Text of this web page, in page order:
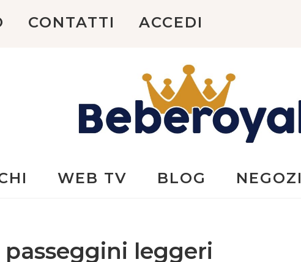
CONTATTI ACCEDI
Beberoyal
WEB TV BLOG NEGOZI
passeggini leggeri